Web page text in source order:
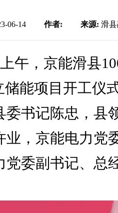
06-14 作者: 来源: 滑
，京能滑县
储能项目开工仪
委书记陈忠，县
业，京能电力党
党委副书记、总